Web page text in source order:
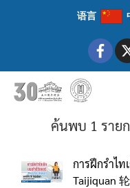
语言
ค้นพบ 1 รายก
การฝึกรำไท
Taijiquan